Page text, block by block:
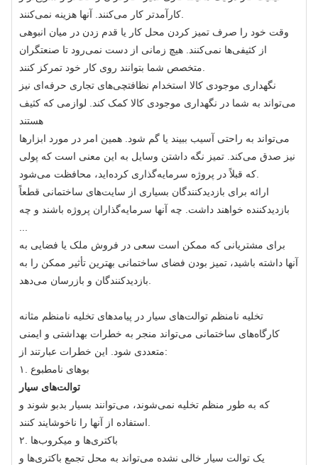
کارآمدتر کار می‌کنند. آنها هزینه نمی‌کنند.
وقت خود را صرف تمیز کردن محل کار یا قدم زدن در میان انبوهی
از کثیفی‌ها نمی‌کنند. هیچ زمانی از دست نمی‌رود تا صنعتگران
متخصص شما بتوانند روی کار خود تمرکز کنند.
نگهداری موجودی کالا استخدام نظافتچی‌های تجاری حرفه‌ای نیز
می‌تواند به شما در نگهداری موجودی کالا کمک کند. لوازمی که کثیف
می‌تواند به راحتی آسیب ببیند یا گم شود. همین امر در مورد ابزارها
نیز صدق می‌کند. تمیز نگه داشتن وسایل به این معنی است که پولی
که قبلاً در پروژه سرمایه‌گذاری کرده‌اید، محافظت می‌شود.
ارائه برای بازدیدکنندگان بسیاری از سایت‌های ساختمانی قطعاً
بازدیدکننده خواهند داشت. چه آنها سرمایه‌گذاران پروژه باشند و چه
...
برای مشتریانی که ممکن است سعی در فروش ملک یا فضایی به
آنها داشته باشید، تمیز بودن فضای ساختمانی بهترین تأثیر ممکن را به
بازدیدکنندگان و بازرسان می‌دهد.
تخلیه نامنظم توالت‌های سیار در
کارگاه‌های ساختمانی می‌تواند منجر به خطرات بهداشتی و ایمنی
متعددی شود. این خطرات عبارتند از:
۱. بوهای نامطبوع
توالت‌های سیار
که به طور منظم تخلیه نمی‌شوند، می‌توانند بسیار بدبو شوند و
استفاده از آنها را ناخوشایند کنند.
۲. باکتری‌ها و میکروب‌ها
یک توالت سیار خالی نشده می‌تواند به محل تجمع باکتری‌ها و